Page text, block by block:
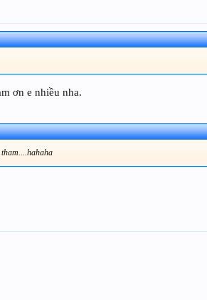
ơn e nhiều nha.